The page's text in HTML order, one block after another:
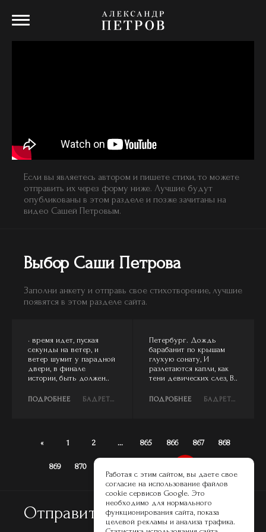
Если вы являетесь автором и пишете стихи, то можете
отправить их через форму ниже. Лучшие будут
опубликованы в этом разделе и позже зачитаны на
видео Сашей Петровым.
Выбор Саши Петрова
Заполни анкету и отправь свое стихотворение, лучшие
появятся в этом разделе сайта.
• время идет, пуская
секунды на ветер, и
ветер шумит у парадной
двери, в финале
истории, быть должен..
ПОДРОБНЕЕ БАДРЕТДИНОВ ТИМУР ОЛЕГОВИЧ
Петербург. Дождь
барабанит по крышам
глухую сонату, И
разлетаются капли, как
тени девических слез, В..
ПОДРОБНЕЕ БАДРЕТДИНОВ ТИМУР ОЛЕГОВИЧ
« 1 2 ... 865 866 867 868
869 870
Отправить письмо
Работая с этим сайтом, вы даете свое
согласие на использование файлов
cookie сервисов Google. Это
необходимо для нормального
функционирования сайта, показа
целевой рекламы и анализа трафика.